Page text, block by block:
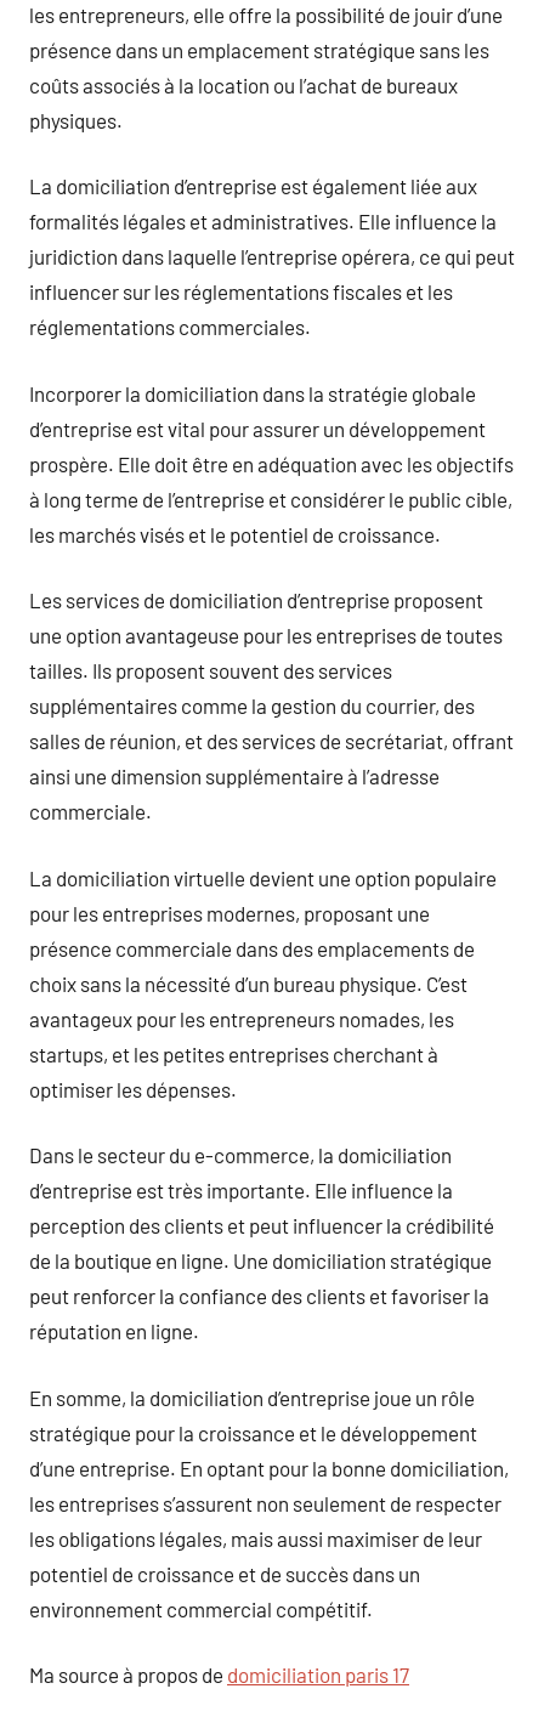
les entrepreneurs, elle offre la possibilité de jouir d’une
présence dans un emplacement stratégique sans les
coûts associés à la location ou l’achat de bureaux
physiques.
La domiciliation d’entreprise est également liée aux
formalités légales et administratives. Elle influence la
juridiction dans laquelle l’entreprise opérera, ce qui peut
influencer sur les réglementations fiscales et les
réglementations commerciales.
Incorporer la domiciliation dans la stratégie globale
d’entreprise est vital pour assurer un développement
prospère. Elle doit être en adéquation avec les objectifs
à long terme de l’entreprise et considérer le public cible,
les marchés visés et le potentiel de croissance.
Les services de domiciliation d’entreprise proposent
une option avantageuse pour les entreprises de toutes
tailles. Ils proposent souvent des services
supplémentaires comme la gestion du courrier, des
salles de réunion, et des services de secrétariat, offrant
ainsi une dimension supplémentaire à l’adresse
commerciale.
La domiciliation virtuelle devient une option populaire
pour les entreprises modernes, proposant une
présence commerciale dans des emplacements de
choix sans la nécessité d’un bureau physique. C’est
avantageux pour les entrepreneurs nomades, les
startups, et les petites entreprises cherchant à
optimiser les dépenses.
Dans le secteur du e-commerce, la domiciliation
d’entreprise est très importante. Elle influence la
perception des clients et peut influencer la crédibilité
de la boutique en ligne. Une domiciliation stratégique
peut renforcer la confiance des clients et favoriser la
réputation en ligne.
En somme, la domiciliation d’entreprise joue un rôle
stratégique pour la croissance et le développement
d’une entreprise. En optant pour la bonne domiciliation,
les entreprises s’assurent non seulement de respecter
les obligations légales, mais aussi maximiser de leur
potentiel de croissance et de succès dans un
environnement commercial compétitif.
Ma source à propos de domiciliation paris 17